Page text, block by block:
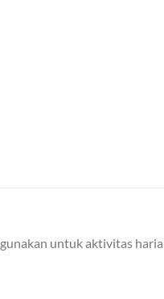
untuk aktivitas